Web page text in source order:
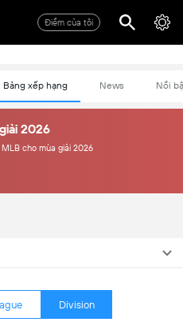
Điểm của tôi
Bảng xếp hạng News Nổi
2026
cho mùa giải 2026
Division